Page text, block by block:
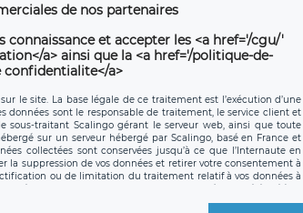
de nos partenaires
et accepter les <a href='/cgu/'
a> ainsi que la <a href='/politique-de-
a>
le site. La base légale de ce traitement est l’exécution d’une
données sont le responsable de traitement, le service client et
sous-traitant Scalingo gérant le serveur web, ainsi que toute
sur un serveur hébergé par Scalingo, basé en France et
collectées sont conservées jusqu’à ce que l’Internaute en
suppression de vos données et retirer votre consentement à
ou de limitation du traitement relatif à vos données à
Vous pouvez exercer ces droits auprès du délégué à la
de LÉGAVOX et est joignable à l’adresse mail suivante :